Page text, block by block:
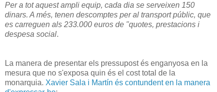
Per a tot aquest ampli equip, cada dia se serveixen 150
dinars. A més, tenen descomptes per al transport públic, que
es carreguen als 233.000 euros de "quotes, prestacions i
despesa social.
La manera de presentar els pressupost és enganyosa en la
mesura que no s'exposa quin és el cost total de la
monarquia. Xavier Sala i Martín és contundent en la manera